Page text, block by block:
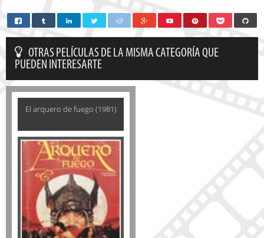
OTRAS PELÍCULAS DE LA MISMA CATEGORÍA QUE
PUEDEN INTERESARTE
El arquero de fuego (1981)